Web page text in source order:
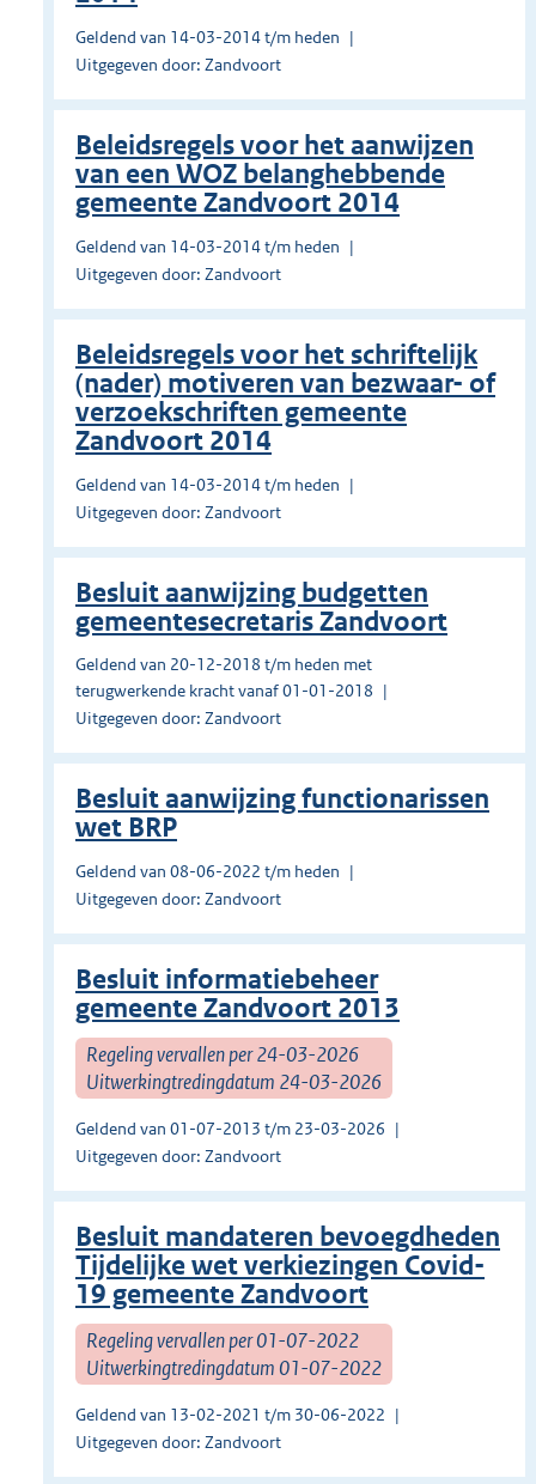
Geldend van 14-03-2014 t/m heden
Uitgegeven door: Zandvoort
Beleidsregels voor het aanwijzen
van een WOZ belanghebbende
gemeente Zandvoort 2014
Geldend van 14-03-2014 t/m heden
Uitgegeven door: Zandvoort
Beleidsregels voor het schriftelijk
(nader) motiveren van bezwaar- of
verzoekschriften gemeente
Zandvoort 2014
Geldend van 14-03-2014 t/m heden
Uitgegeven door: Zandvoort
Besluit aanwijzing budgetten
gemeentesecretaris Zandvoort
Geldend van 20-12-2018 t/m heden met
terugwerkende kracht vanaf 01-01-2018
Uitgegeven door: Zandvoort
Besluit aanwijzing functionarissen
wet BRP
Geldend van 08-06-2022 t/m heden
Uitgegeven door: Zandvoort
Besluit informatiebeheer
gemeente Zandvoort 2013
Regeling vervallen per 24-03-2026
Uitwerkingtredingdatum 24-03-2026
Geldend van 01-07-2013 t/m 23-03-2026
Uitgegeven door: Zandvoort
Besluit mandateren bevoegdheden
Tijdelijke wet verkiezingen Covid-
19 gemeente Zandvoort
Regeling vervallen per 01-07-2022
Uitwerkingtredingdatum 01-07-2022
Geldend van 13-02-2021 t/m 30-06-2022
Uitgegeven door: Zandvoort